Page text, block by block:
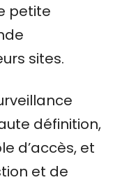
petite
sites.
définition,
d’accès, et
et de